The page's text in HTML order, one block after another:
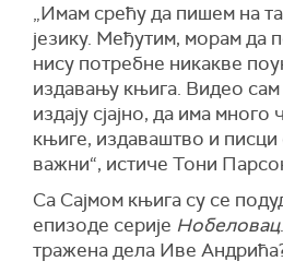
„Имам срећу да пишем на
језику. Међутим, морам да
нису потребне никакве
издавању књига. Видео
издају сјајно, да има много
књиге, издаваштво и
важни“, истиче Тони
Са Сајмом књига су се
епизоде серије Нобеловац
тражена дела Иве